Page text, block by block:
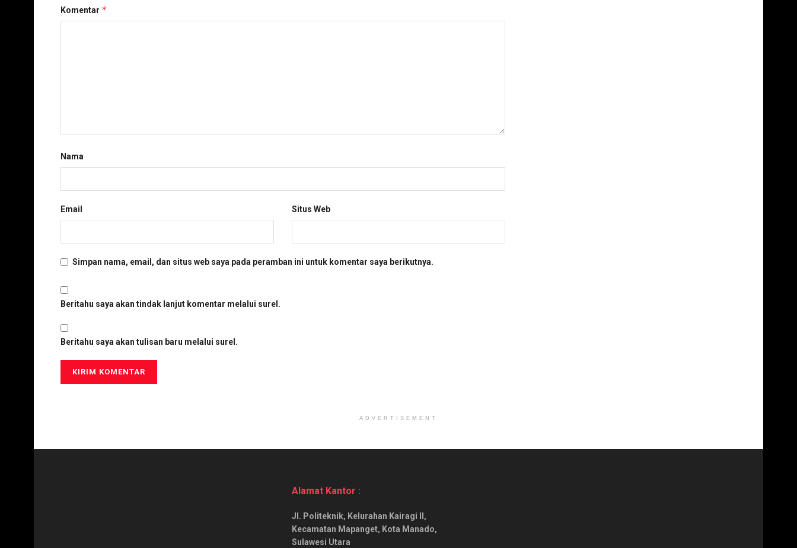
Komentar *
Nama
Email Situs Web
Simpan nama, email, dan situs web saya pada peramban ini untuk komentar saya berikutnya.
Beritahu saya akan tindak lanjut komentar melalui surel.
Beritahu saya akan tulisan baru melalui surel.
ADVERTISEMENT
Alamat Kantor :
Jl. Politeknik, Kelurahan Kairagi II,
Kecamatan Mapanget, Kota Manado,
Sulawesi Utara